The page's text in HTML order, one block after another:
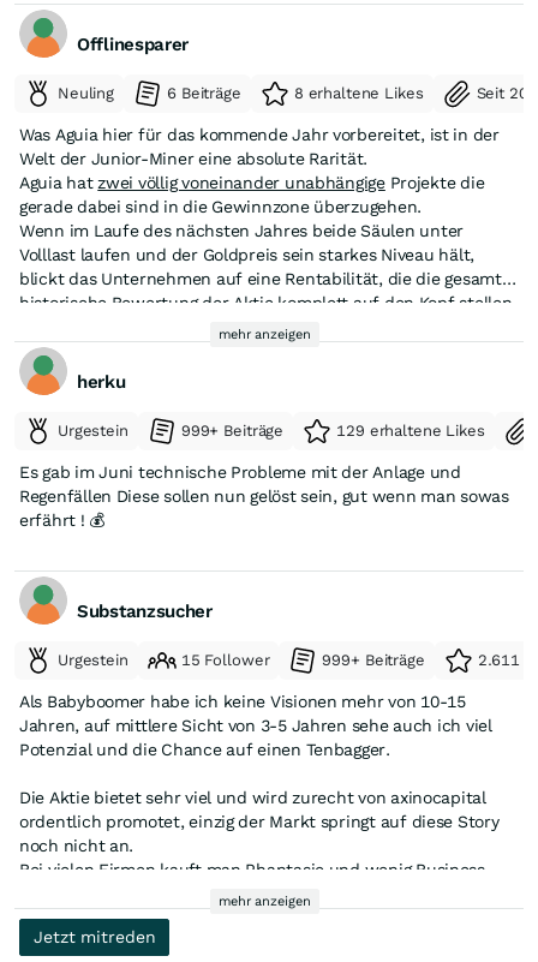
Code: AGRO).
Dauer: Der Handelsstopp ist temporär angedacht. Er soll
maximal bis zur offiziellen Veröffentlichung der Details zur
Kapitalbeschaffung dauern oder spätestens mit dem regulären
Handelsbeginn am Mittwoch, den 22. Juli 2026, enden.
Für dich als Anleger bedeutet das: Sobald Aguia Resources die
Katze aus dem Sack lässt und die genauen Pläne zur neuen
Finanzierung vorlegt, wird der Handel ganz normal wieder
aufgenommen.
Offlinesparer
Neuling 6 Beiträge 8 erhaltene Likes Seit
Was Aguia hier für das kommende Jahr vorbereitet, ist in der
Welt der Junior-Miner eine absolute Rarität.
Aguia hatzwei völlig voneinander unabhängigeProjekte die
gerade dabei sind in die Gewinnzone überzugehen.
Wenn im Laufe des nächsten Jahres beide Säulen unter
Volllast laufen und der Goldpreis sein starkes Niveau hält,
blickt das Unternehmen auf eine Rentabilität, die die gesamte
historische Bewertung der Aktie komplett auf den Kopf stellen
mehr anzeigen
herku
Urgestein 999+ Beiträge 129 erhaltene Likes
Es gab im Juni technische Probleme mit der Anlage und
Regenfällen Diese sollen nun gelöst sein, gut wenn man sowas
erfährt ! 💰
Substanzsucher
Urgestein 15 Follower 999+ Beiträge 2.611
Als Babyboomer habe ich keine Visionen mehr von 10-15
Jahren, auf mittlere Sicht von 3-5 Jahren sehe auch ich viel
Potenzial und die Chance auf einen Tenbagger.
Die Aktie bietet sehr viel und wird zurecht von axinocapital
ordentlich promotet, einzig der Markt springt auf diese Story
noch nicht an.
Bei vielen Firmen kauft man Phantasie und wenig Business,
mehr anzeigen
Jetzt mitreden